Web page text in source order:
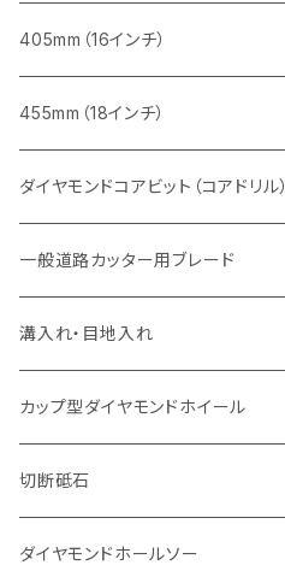
ヒューム管・U字溝切断用
FRP切断用
塩ビ管・キッチンパネル切断用
大理石
ヒューム管・U字溝切断用
鋳鉄管切断用
ヒューム管・U字溝切断用
インターロッキング切断用
鋳鉄管切断用
ヒューム管・U字溝切断用
レンガ切断用
インターロッキング切断用
鋳鉄管切断用
ヒューム管・U字溝切断用
レンガ切断用
インターロッキング切断用
一般道路カッター用
ヒューム管・U字溝切断用
アスファルト切断用
一般道路カッター用
セグメント
セグメント（特殊凹凸加工チップ
鉄筋コンクリート切断用
セグメントタイプ
コンクリート切断用
セグメント
セグメント（特殊凸凹加工チップ
ブロック切断用
セグメント
セグメント（特殊凸凹加工チップ
レンガ切断用
セグメント
セグメント（特殊凸凹加工チップ
インターロッキング切断用
セグメントタイプ
一般道路カッター用
鋳鉄管切断用
セグメントタイプ
埋設鋳鉄管工事対応タイプ
ヒューム管・U字溝切断用
セグメント
アスファルト切断用
みかげ石（御影石）切断用
セグメント
セグメント（特殊凸凹加工チップ
鉄筋コンクリート切断用
セグメントタイプ
コンクリート切断用
セグメント
セグメント（特殊凸凹加工チップ
ブロック切断用
セグメント
セグメント（特殊凸凹加工チップ
レンガ切断用
セグメント
セグメント（特殊凸凹加工チップ
インターロッキング切断用
セグメントタイプ
一般道路カッター用
鋳鉄管切断用
セグメントタイプ
ヒューム管・U字溝切断用
405mm（16インチ）
みかげ石（御影石）切断用
セグメントタイプ
コンクリート切断用
セグメントタイプ
一般道路カッター用
鉄筋コンクリート切断用
セグメントタイプ
インターロッキング切断用
セグメントタイプ
一般道路カッター用
鋳鉄管切断用
セグメントタイプ
埋設鋳鉄管工事対応タイプ
ヒューム管・U字溝切断用
セグメントタイプ
アスファルト切断用
455mm（18インチ）
道路コンクリート切断用
道路アスファルト切断用
ダイヤモンドコアビット（コアドリル）
Aロット
有効長 250mm
有効長 370mm
Ｃロット
有効長 250mm
M27
有効長 250mm
一般道路カッター用ブレード
道路（アスファルト用）
255mm（10インチ）
305mm（12インチ）
道路（コンクリート舗装面）
255mm（10インチ）
305mm（12インチ）
道路（アス・コン兼用）
305mm（12インチ）
溝入れ・目地入れ
V型チップ
ストレート型チップ
U型チップ
カップ型ダイヤモンドホイール
100mm（4インチ）
125mm（5インチ）
切断砥石
金属用
ダイヤモンドホールソー